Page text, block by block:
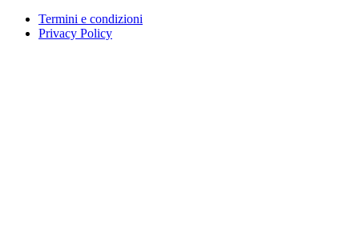
Termini e condizioni
Privacy Policy